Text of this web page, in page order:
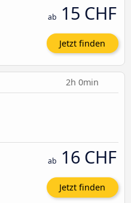
ab 15 CHF
Jetzt finden
2h 0min
ab 16 CHF
Jetzt finden